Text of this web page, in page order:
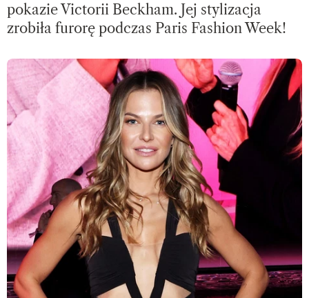
pokazie Victorii Beckham. Jej stylizacja
zrobiła furorę podczas Paris Fashion Week!